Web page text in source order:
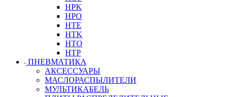
HPK
HPO
HTE
HTK
HTO
HTP
ПНЕВМАТИКА
АКСЕССУАРЫ
МАСЛОРАСПЫЛИТЕЛИ
МУЛЬТИКАБЕЛЬ